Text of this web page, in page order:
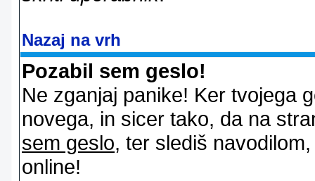
Nazaj na vrh
Pozabil sem geslo!
Ne zganjaj panike! Ker tvojega
novega, in sicer tako, da na
sem geslo, ter slediš
online!